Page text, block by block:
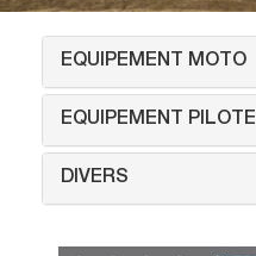
EQUIPEMENT MOTO
EQUIPEMENT PILOTE
DIVERS